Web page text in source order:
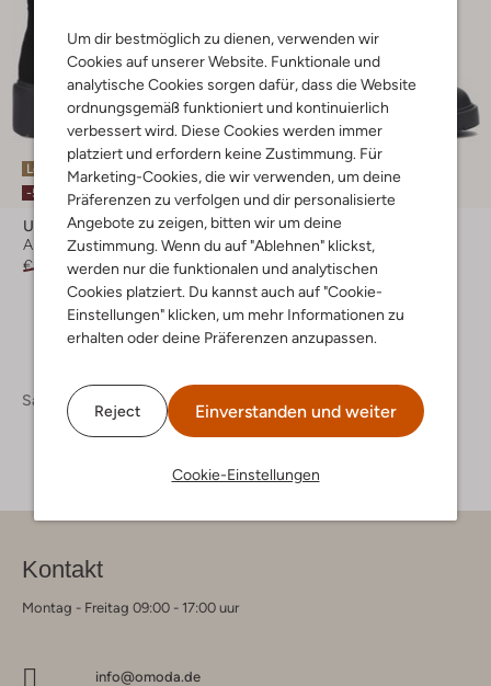
Um dir bestmöglich zu dienen, verwenden wir
Cookies auf unserer Website. Funktionale und
analytische Cookies sorgen dafür, dass die Website
ordnungsgemäß funktioniert und kontinuierlich
verbessert wird. Diese Cookies werden immer
platziert und erfordern keine Zustimmung. Für
Marketing-Cookies, die wir verwenden, um deine
Präferenzen zu verfolgen und dir personalisierte
Angebote zu zeigen, bitten wir um deine
Zustimmung. Wenn du auf "Ablehnen" klickst,
werden nur die funktionalen und analytischen
Cookies platziert. Du kannst auch auf "Cookie-
Einstellungen" klicken, um mehr Informationen zu
erhalten oder deine Präferenzen anzupassen.
Reject Einverstanden und weiter
Cookie-Einstellungen
Letzter Artikel
-50%
Unisa
Ankle Boots
€ 159,95 € 79,99
Letzter Artikel
-30%
Unisa
Ankle Boots
€ 99,95 € 69,99
Sale
Kontakt
Montag - Freitag 09:00 - 17:00 uur
info@omoda.de